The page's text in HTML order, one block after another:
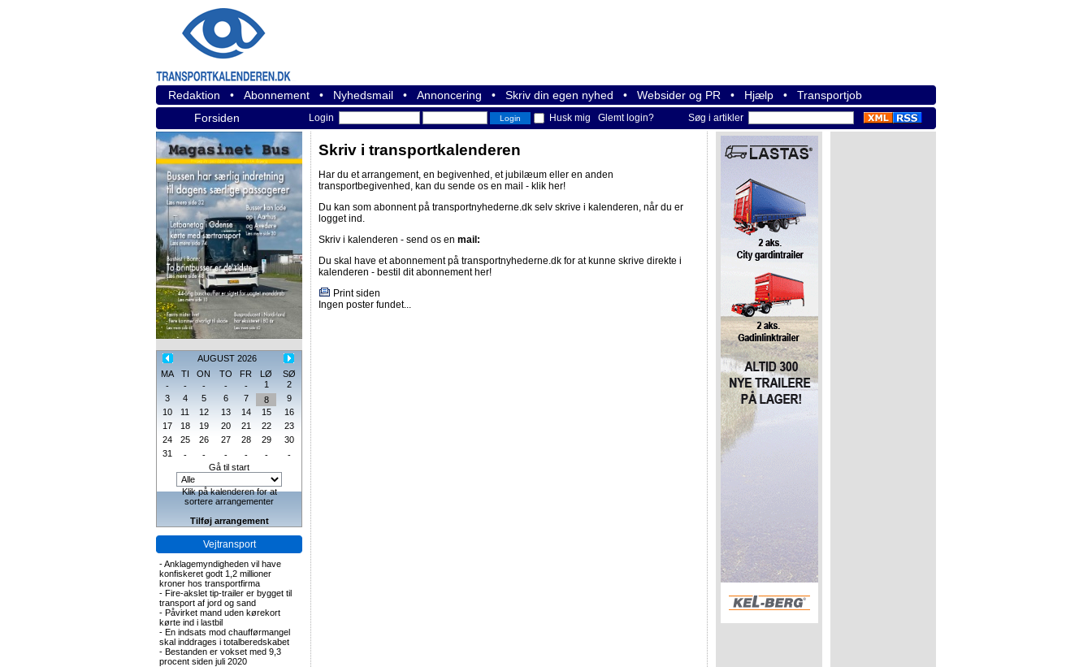
Redaktion • Abonnement • Nyhedsmail • Annoncering • Skriv din egen nyhed • Websider og PR • Hjælp • Transportjob
Forsiden
Login Husk mig Glemt login? Søg i artikler
AUGUST 2026
MA
TI ON TO FR LØ
SØ
-
- - - - 1
2
3
4 5 6 7 8
9
10
11 12 13 14 15
16
17
18 19 20 21 22
23
24
25 26 27 28 29
30
31
- - - - -
-
Gå til start
Klik på kalenderen for at
sortere arrangementer
Tilføj arrangement
Vejtransport
-Anklagemyndigheden vil have
konfiskeret godt 1,2 millioner
kroner hos transportfirma
- Fire-akslet tip-trailer er bygget til
transport af jord og sand
- Påvirket mand uden kørekort
kørte ind i lastbil
- En indsats mod chaufførmangel
skal inddrages i totalberedskabet
- Bestanden er vokset med 9,3
procent siden juli 2020
Skriv i transportkalenderen
Har du et arrangement, en begivenhed, et jubilæum eller en anden
transportbegivenhed, kan du sende os en mail - klik her!
Du kan som abonnent på transportnyhederne.dk selv skrive i kalenderen, når du er
logget ind.
Skriv i kalenderen - send os en mail:
Du skal have et abonnement på transportnyhederne.dk for at kunne skrive direkte i
kalenderen - bestil dit abonnement her!
Print siden
Ingen poster fundet...